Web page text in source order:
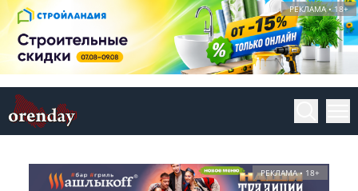
РЕКЛАМА • 18+
РЕКЛАМА • 18+